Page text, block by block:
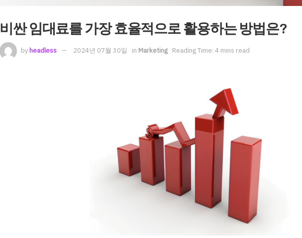
비싼 임대료를 가장 효율적으로 활용하는 방법은?
by headless 2024년 07월 30일 in Marketing Reading Time: 4 mins read